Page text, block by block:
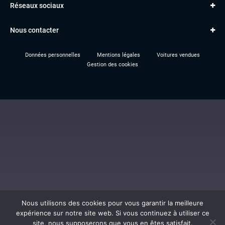
A3
Le garage TBV
Location TBV
Réseaux sociaux
Nous contacter
Données personnelles Mentions légales
Voitures vendues
Gestion des cookies
Nous utilisons des cookies pour vous garantir la meilleure
expérience sur notre site web. Si vous continuez à utiliser ce
site, nous supposerons que vous en êtes satisfait.